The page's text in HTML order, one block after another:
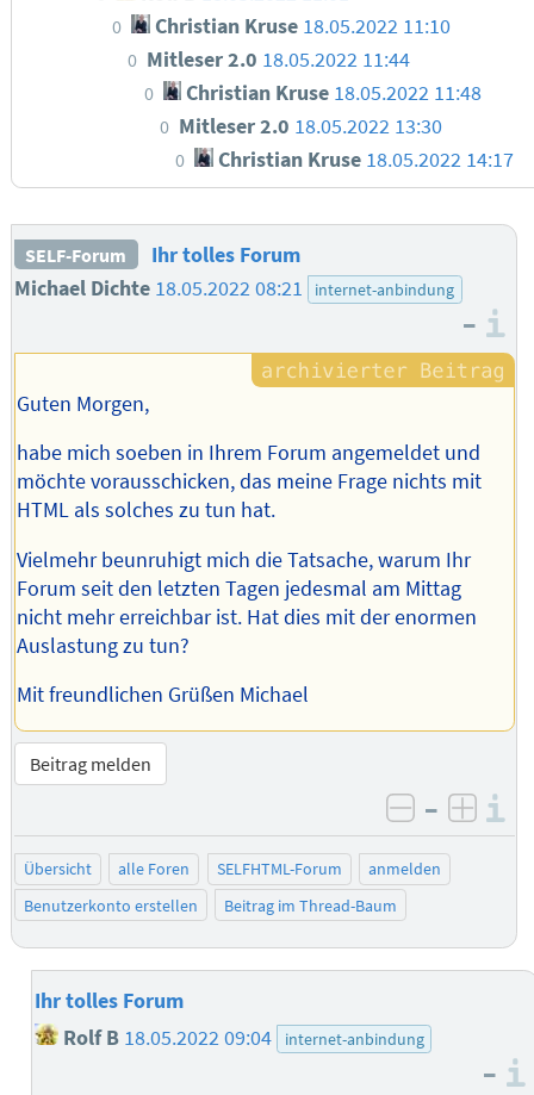
0 Christian Kruse 18.05.2022 11:10
0 Mitleser 2.0 18.05.2022 11:44
0 Christian Kruse 18.05.2022 11:48
0 Mitleser 2.0 18.05.2022 13:30
0 Christian Kruse 18.05.2022 14:17
SELF-Forum
Ihr tolles Forum
Michael Dichte 18.05.2022 08:21 internet-anbindung
–
Guten Morgen,
habe mich soeben in Ihrem Forum angemeldet und
möchte vorausschicken, das meine Frage nichts mit
HTML als solches zu tun hat.
Vielmehr beunruhigt mich die Tatsache, warum Ihr
Forum seit den letzten Tagen jedesmal am Mittag
nicht mehr erreichbar ist. Hat dies mit der enormen
Auslastung zu tun?
Mit freundlichen Grüßen Michael
Beitrag melden
negativ
–
Übersicht alle Foren SELFHTML-Forum
anmelden
Benutzerkonto erstellen
Beitrag im Thread-Baum
Ihr tolles Forum
Rolf B 18.05.2022 09:04 internet-anbindung
–